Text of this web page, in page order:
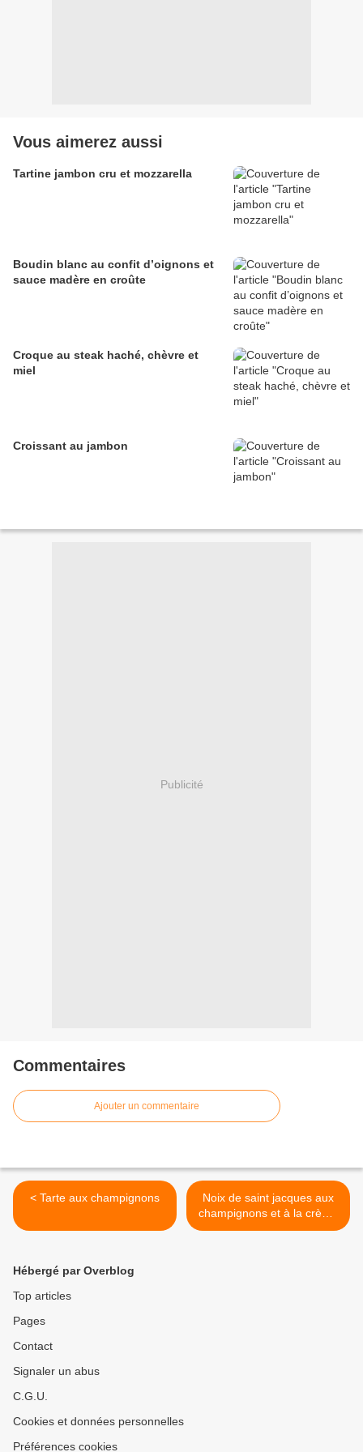
Vous aimerez aussi
Tartine jambon cru et mozzarella
Boudin blanc au confit d’oignons et
sauce madère en croûte
Croque au steak haché, chèvre et
miel
Croissant au jambon
Publicité
Commentaires
Ajouter un commentaire
< Tarte aux champignons
Noix de saint jacques aux
champignons et à la crème
de poireaux >
Hébergé par Overblog
Top articles
Pages
Contact
Signaler un abus
C.G.U.
Cookies et données personnelles
Préférences cookies